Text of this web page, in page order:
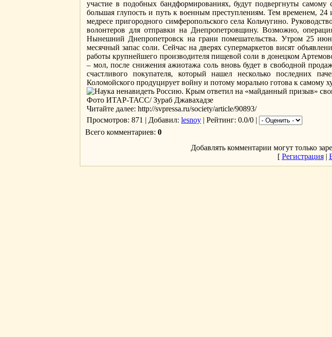
участие в подобных бандформированиях, будут подвергнуты
большая глупость и путь к военным преступлениям. Тем временем,
медресе пригородного симферопольского села Кольчугино.
волонтеров для отправки на Днепропетровщину. Возможно,
Нынешний Днепропетровск на грани помешательства. Утром 25
месячный запас соли. Сейчас на дверях супермаркетов висят
работы крупнейшего производителя пищевой соли в донецком
– мол, после снижения ажиотажа соль вновь будет в свободной
счастливого покупателя, который нашел несколько последних
Коломойского продуцирует войну и потому морально готова к самому
Фото ИТАР-ТАСС/ Зураб Джавахадзе
Читайте далее: http://svpressa.ru/society/article/90893/
Просмотров: 871 | Добавил: lesnoy | Рейтинг: 0.0/0 |
Всего комментариев: 0
Добавлять комментарии могут только
[ Регистрация|